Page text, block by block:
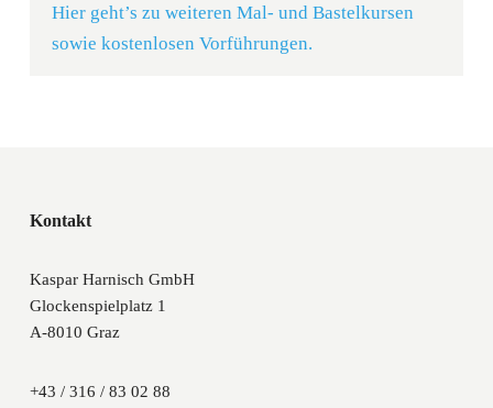
Hier geht’s zu weiteren Mal- und Bastelkursen
sowie kostenlosen Vorführungen.
Kontakt
Kaspar Harnisch GmbH
Glockenspielplatz 1
A-8010 Graz
+43 / 316 / 83 02 88